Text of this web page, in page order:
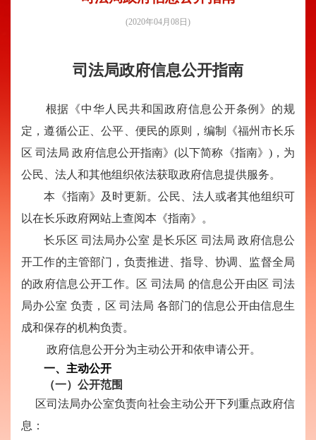
(2020年04月08日)
司法局政府信息公开指南
根据《中华人民共和国政府信息公开条例》的规
定，遵循公正、公平、便民的原则，编制《福州市长乐
区 司法局 政府信息公开指南》(以下简称《指南》)，为
公民、法人和其他组织依法获取政府信息提供服务。
本《指南》及时更新。公民、法人或者其他组织可
以在长乐政府网站上查阅本《指南》。
长乐区 司法局办公室 是长乐区 司法局 政府信息公
开工作的主管部门，负责推进、指导、协调、监督全局
的政府信息公开工作。区 司法局 的信息公开由区 司法
局办公室 负责，区 司法局 各部门的信息公开由信息生
成和保存的机构负责。
政府信息公开分为主动公开和依申请公开。
一、主动公开
（一）公开范围
区司法局办公室负责向社会主动公开下列重点政府信
息：